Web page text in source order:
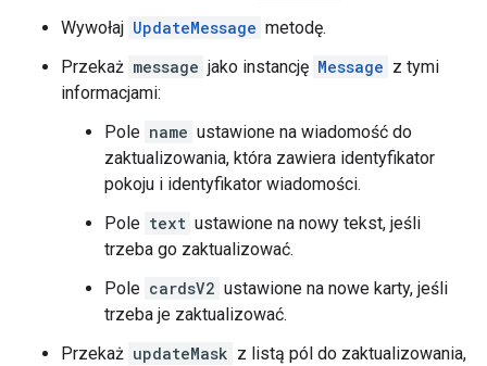
Wywołaj UpdateMessage metodę.
Przekaż message jako instancję Message z tymi
informacjami:
Pole name ustawione na wiadomość do
zaktualizowania, która zawiera identyfikator
pokoju i identyfikator wiadomości.
Pole text ustawione na nowy tekst, jeśli
trzeba go zaktualizować.
Pole cardsV2 ustawione na nowe karty, jeśli
trzeba je zaktualizować.
Przekaż updateMask z listą pól do zaktualizowania,